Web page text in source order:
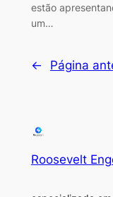
estão
um…
← Página
Roosevelt